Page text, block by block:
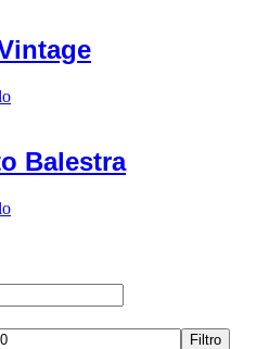
Balestra
Filtro